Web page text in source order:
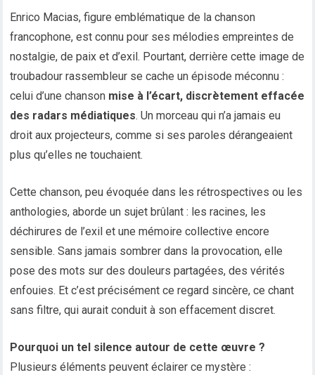
Enrico Macias, figure emblématique de la chanson
francophone, est connu pour ses mélodies empreintes de
nostalgie, de paix et d’exil. Pourtant, derrière cette image de
troubadour rassembleur se cache un épisode méconnu :
celui d’une chanson mise à l’écart, discrètement effacée
des radars médiatiques. Un morceau qui n’a jamais eu
droit aux projecteurs, comme si ses paroles dérangeaient
plus qu’elles ne touchaient.
Cette chanson, peu évoquée dans les rétrospectives ou les
anthologies, aborde un sujet brûlant : les racines, les
déchirures de l’exil et une mémoire collective encore
sensible. Sans jamais sombrer dans la provocation, elle
pose des mots sur des douleurs partagées, des vérités
enfouies. Et c’est précisément ce regard sincère, ce chant
sans filtre, qui aurait conduit à son effacement discret.
Pourquoi un tel silence autour de cette œuvre ?
Plusieurs éléments peuvent éclairer ce mystère :